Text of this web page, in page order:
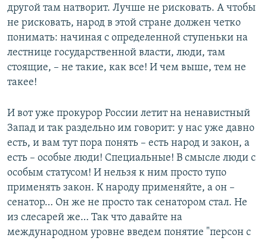
другой там натворит. Лучше не рисковать. А чтобы
не рисковать, народ в этой стране должен четко
понимать: начиная с определенной ступеньки на
лестнице государственной власти, люди, там
стоящие, – не такие, как все! И чем выше, тем не
такее!
И вот уже прокурор России летит на ненавистный
Запад и так раздельно им говорит: у нас уже давно
есть, и вам тут пора понять – есть народ и закон, а
есть – особые люди! Специальные! В смысле люди с
особым статусом! И нельзя к ним просто тупо
применять закон. К народу применяйте, а он –
сенатор… Он же не просто так сенатором стал. Не
из слесарей же… Так что давайте на
международном уровне введем понятие "персон с